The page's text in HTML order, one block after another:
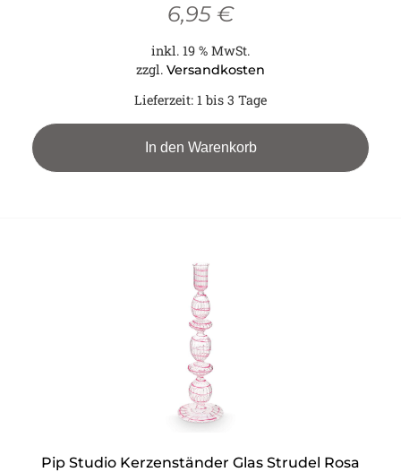
6,95 €
inkl. 19 % MwSt.
zzgl. Versandkosten
Lieferzeit: 1 bis 3 Tage
In den Warenkorb
Pip Studio Kerzenständer Glas Strudel Rosa